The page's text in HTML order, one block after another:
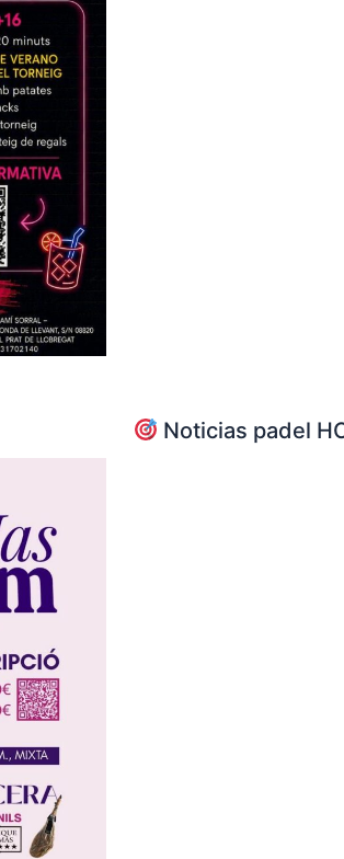
Noticias padel